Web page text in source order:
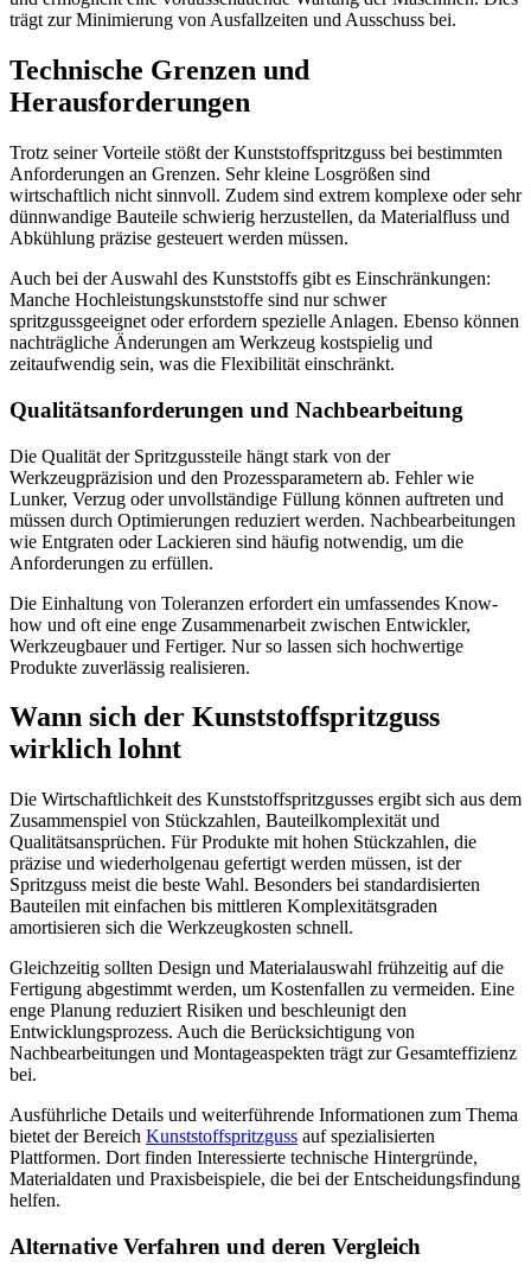
trägt zur Minimierung von Ausfallzeiten und Ausschuss bei.
Technische Grenzen und
Herausforderungen
Trotz seiner Vorteile stößt der Kunststoffspritzguss bei bestimmten
Anforderungen an Grenzen. Sehr kleine Losgrößen sind
wirtschaftlich nicht sinnvoll. Zudem sind extrem komplexe oder sehr
dünnwandige Bauteile schwierig herzustellen, da Materialfluss und
Abkühlung präzise gesteuert werden müssen.
Auch bei der Auswahl des Kunststoffs gibt es Einschränkungen:
Manche Hochleistungskunststoffe sind nur schwer
spritzgussgeeignet oder erfordern spezielle Anlagen. Ebenso können
nachträgliche Änderungen am Werkzeug kostspielig und
zeitaufwendig sein, was die Flexibilität einschränkt.
Qualitätsanforderungen und Nachbearbeitung
Die Qualität der Spritzgussteile hängt stark von der
Werkzeugpräzision und den Prozessparametern ab. Fehler wie
Lunker, Verzug oder unvollständige Füllung können auftreten und
müssen durch Optimierungen reduziert werden. Nachbearbeitungen
wie Entgraten oder Lackieren sind häufig notwendig, um die
Anforderungen zu erfüllen.
Die Einhaltung von Toleranzen erfordert ein umfassendes Know-
how und oft eine enge Zusammenarbeit zwischen Entwickler,
Werkzeugbauer und Fertiger. Nur so lassen sich hochwertige
Produkte zuverlässig realisieren.
Wann sich der Kunststoffspritzguss
wirklich lohnt
Die Wirtschaftlichkeit des Kunststoffspritzgusses ergibt sich aus dem
Zusammenspiel von Stückzahlen, Bauteilkomplexität und
Qualitätsansprüchen. Für Produkte mit hohen Stückzahlen, die
präzise und wiederholgenau gefertigt werden müssen, ist der
Spritzguss meist die beste Wahl. Besonders bei standardisierten
Bauteilen mit einfachen bis mittleren Komplexitätsgraden
amortisieren sich die Werkzeugkosten schnell.
Gleichzeitig sollten Design und Materialauswahl frühzeitig auf die
Fertigung abgestimmt werden, um Kostenfallen zu vermeiden. Eine
enge Planung reduziert Risiken und beschleunigt den
Entwicklungsprozess. Auch die Berücksichtigung von
Nachbearbeitungen und Montageaspekten trägt zur Gesamteffizienz
bei.
Ausführliche Details und weiterführende Informationen zum Thema
bietet der Bereich Kunststoffspritzguss auf spezialisierten
Plattformen. Dort finden Interessierte technische Hintergründe,
Materialdaten und Praxisbeispiele, die bei der Entscheidungsfindung
helfen.
Alternative Verfahren und deren Vergleich